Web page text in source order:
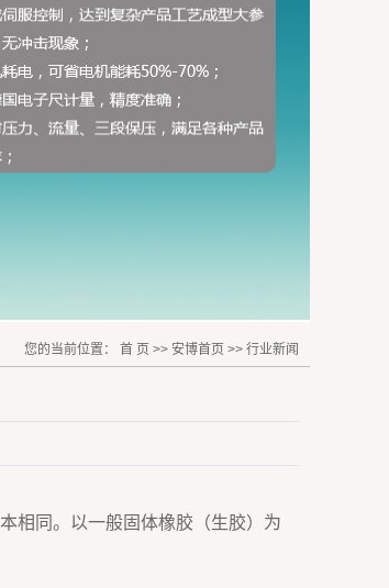
您的当前位置： 首 页 >> 安博首页 >> 行业新闻
相同。以一般固体橡胶（生胶）为